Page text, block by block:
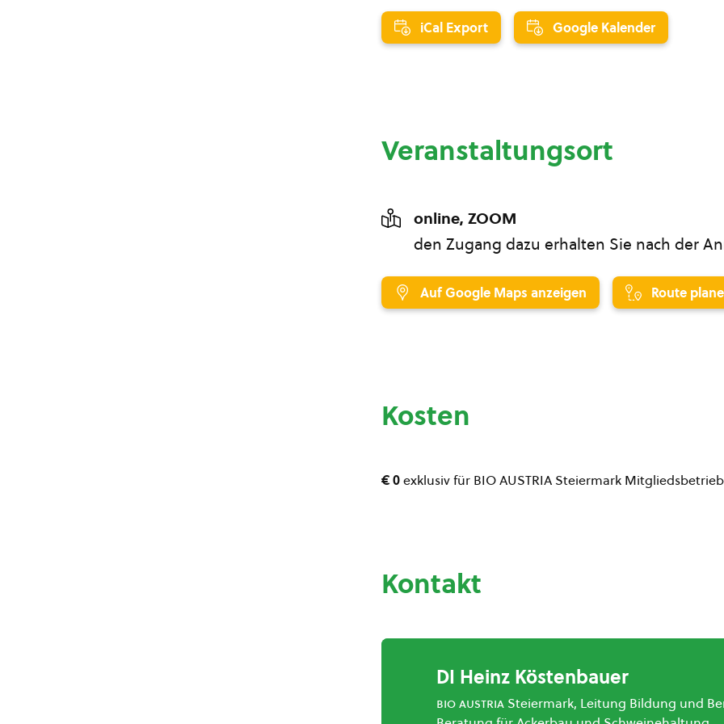
iCal Export Google Kalender
Veranstaltungsort
online, ZOOM
den Zugang dazu erhalten Sie nach der
Auf Google Maps anzeigen Route
Kosten
€ 0exklusiv für BIO AUSTRIA Steiermark
Kontakt
DI Heinz Köstenbauer
bio austria Steiermark, Leitung Bildung und